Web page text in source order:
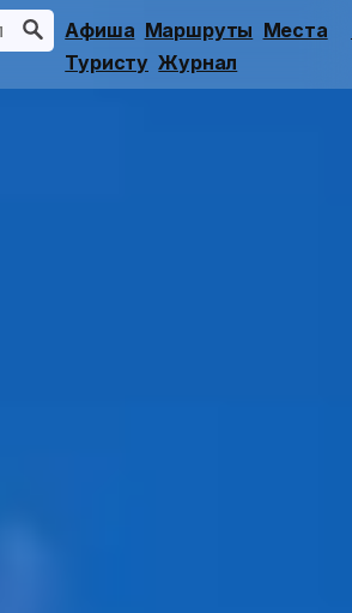
Афиша Маршруты Места
Туристу Журнал